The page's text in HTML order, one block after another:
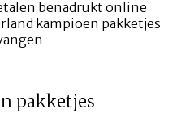
pakketjes